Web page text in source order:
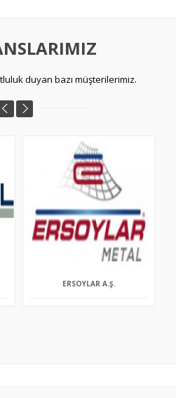
duyan bazı müşterilerimiz.
ERSOYLAR A.Ş.